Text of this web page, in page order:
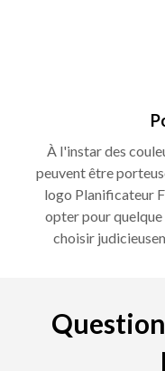
À l'instar des
peuvent être
logo Planificateur
opter pour quelque
choisir